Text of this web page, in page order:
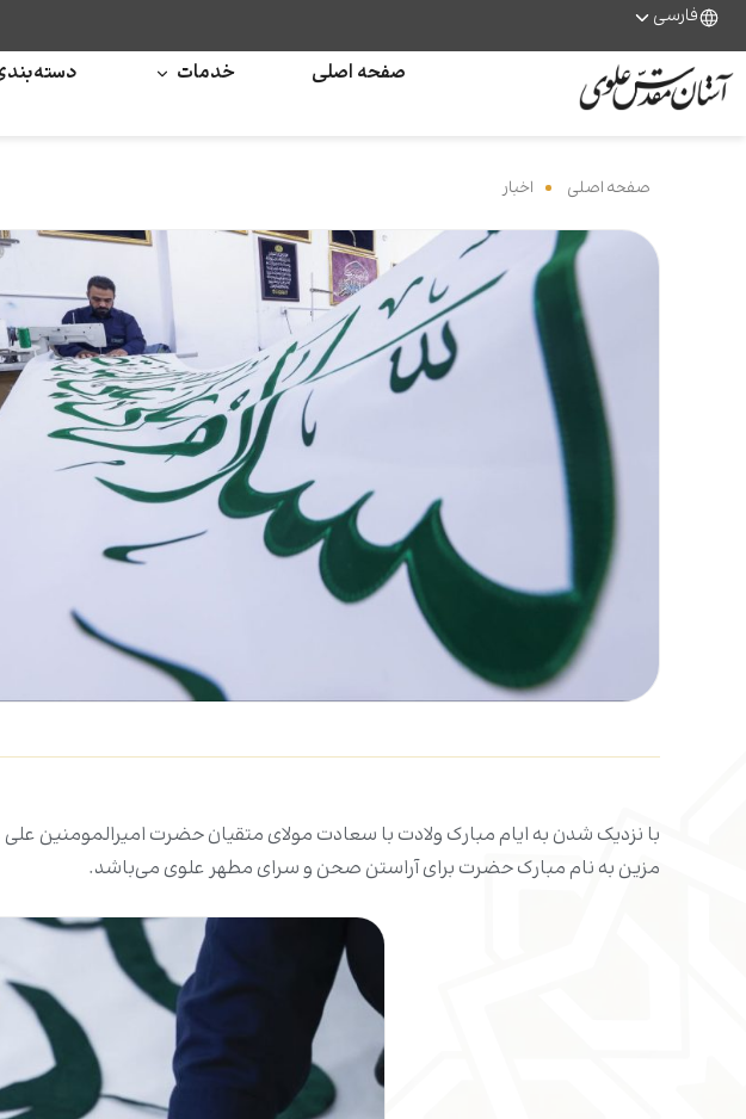
فارسی
صفحه اصلی خدمات
صفحه اصلی اخبار
با نزدیک شدن به ایام مبارک ولادت با سعادت مولای متقیان حضرت امیرالمومنین
مزین به نام مبارک حضرت برای آراستن صحن و سرای مطهر علوی می‌باشد.